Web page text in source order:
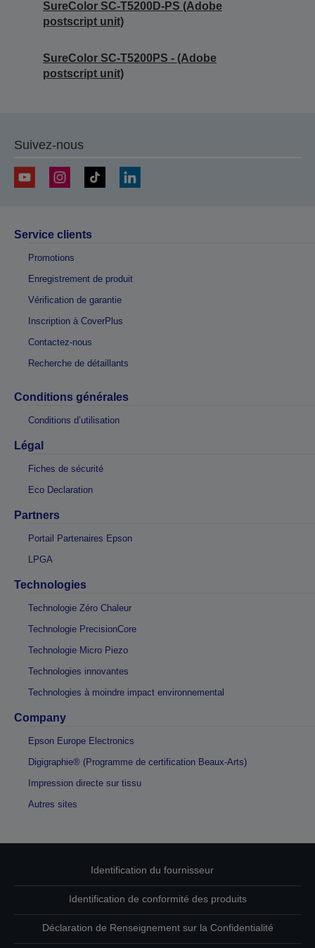
SureColor SC-T5200D-PS (Adobe
postscript unit)
SureColor SC-T5200PS - (Adobe
postscript unit)
Suivez-nous
Service clients
Promotions
Enregistrement de produit
Vérification de garantie
Inscription à CoverPlus
Contactez-nous
Recherche de détaillants
Conditions générales
Conditions d’utilisation
Légal
Fiches de sécurité
Eco Declaration
Partners
Portail Partenaires Epson
LPGA
Technologies
Technologie Zéro Chaleur
Technologie PrecisionCore
Technologie Micro Piezo
Technologies innovantes
Technologies à moindre impact environnemental
Company
Epson Europe Electronics
Digigraphie® (Programme de certification Beaux-Arts)
Impression directe sur tissu
Autres sites
Identification du fournisseur
Identification de conformité des produits
Déclaration de Renseignement sur la Confidentialité